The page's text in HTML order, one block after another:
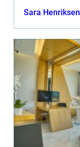
Sara Henriksen